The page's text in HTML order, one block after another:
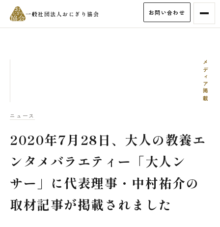
一般社団法人おにぎり協会 お問い合わせ
メディア掲載
ニュース
2020年7月28日、大人の教養エ
ンタメバラエティー「大人ン
サー」に代表理事・中村祐介の
取材記事が掲載されました